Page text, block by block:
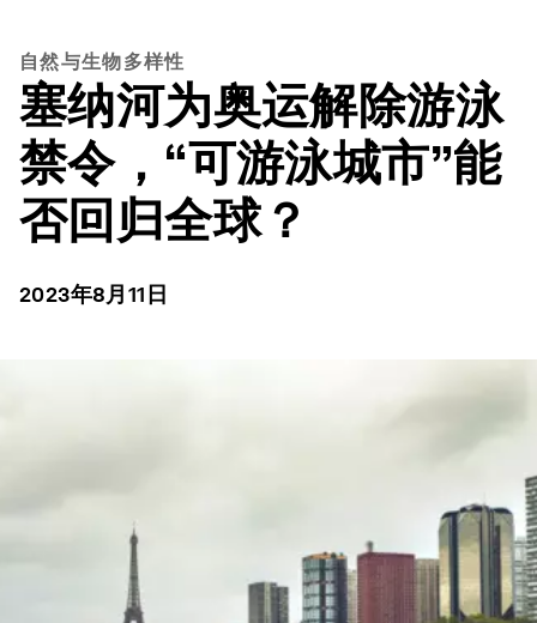
自然与生物多样性
塞纳河为奥运解除游泳
禁令，“可游泳城市”能
否回归全球？
2023年8月11日